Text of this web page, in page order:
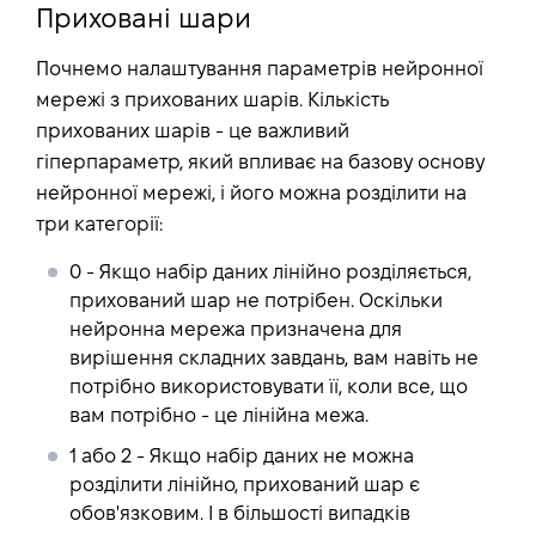
Приховані шари
Почнемо налаштування параметрів нейронної
мережі з прихованих шарів. Кількість
прихованих шарів - це важливий
гіперпараметр, який впливає на базову основу
нейронної мережі, і його можна розділити на
три категорії:
0 - Якщо набір даних лінійно розділяється,
прихований шар не потрібен. Оскільки
нейронна мережа призначена для
вирішення складних завдань, вам навіть не
потрібно використовувати її, коли все, що
вам потрібно - це лінійна межа.
1 або 2 - Якщо набір даних не можна
розділити лінійно, прихований шар є
обов'язковим. І в більшості випадків